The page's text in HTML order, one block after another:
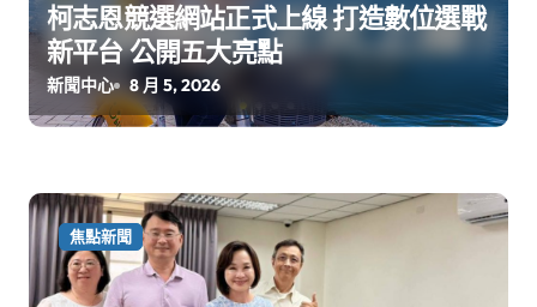
柯志恩競選網站正式上線 打造數位選戰
新平台 公開五大亮點
新聞中心 8 月 5, 2026
焦點新聞